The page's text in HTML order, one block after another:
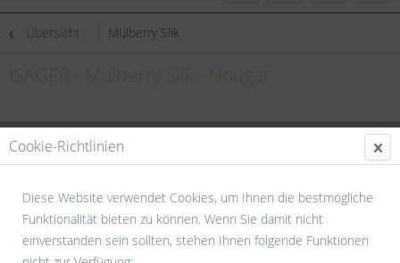
Übersicht Mulberry Slik
Cookie-Richtlinien
Diese Website verwendet Cookies, um Ihnen die bestmögliche
Funktionalität bieten zu können. Wenn Sie damit nicht
einverstanden sein sollten, stehen Ihnen folgende Funktionen